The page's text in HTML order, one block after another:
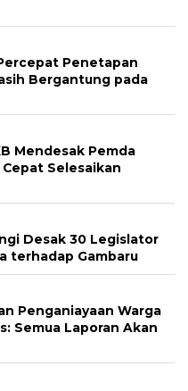
Penetapan
Bergantung pada
Mendesak Pemda
Selesaikan
Desak 30 Legislator
terhadap Gambaru
Penganiayaan Warga
Semua Laporan Akan